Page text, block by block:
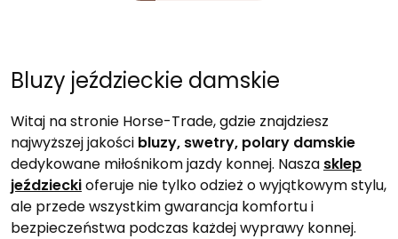
Bluzy jeździeckie damskie
Witaj na stronie Horse-Trade, gdzie znajdziesz
najwyższej jakości bluzy, swetry, polary damskie
dedykowane miłośnikom jazdy konnej. Nasza sklep
jeździeckioferuje nie tylko odzież o wyjątkowym stylu,
ale przede wszystkim gwarancja komfortu i
bezpieczeństwa podczas każdej wyprawy konnej.